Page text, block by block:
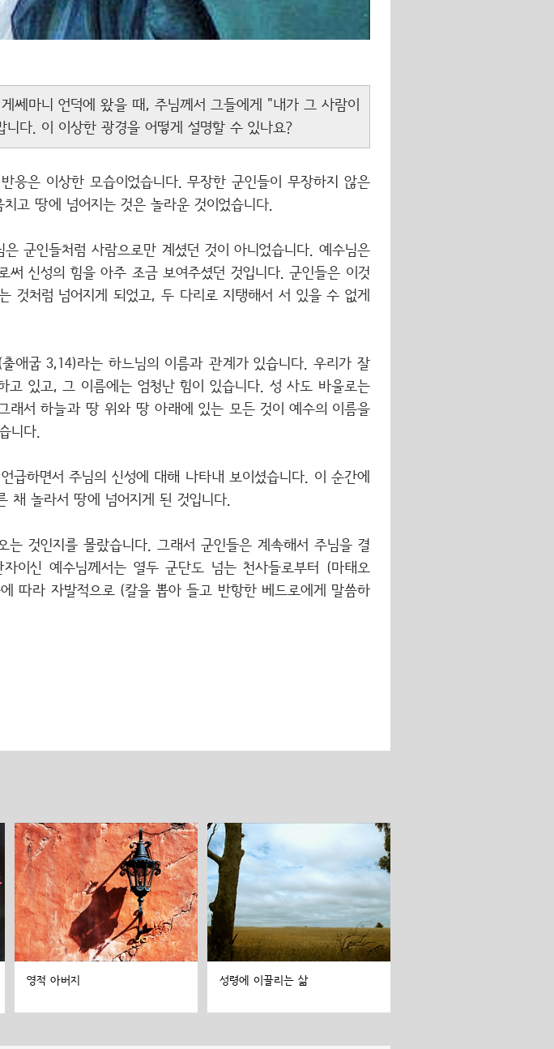
쎄마니 언덕에 왔을 때, 주님께서 그들에게 "내가 그 사람이
다. 이 이상한 광경을 어떻게 설명할 수 있나요?
응은 이상한 모습이었습니다. 무장한 군인들이 무장하지 않은
고 땅에 넘어지는 것은 놀라운 것이었습니다.
군인들처럼 사람으로만 계셨던 것이 아니었습니다. 예수님은
신성의 힘을 아주 조금 보여주셨던 것입니다. 군인들은 이것
것처럼 넘어지게 되었고, 두 다리로 지탱해서 서 있을 수 없게
굽 3,14)라는 하느님의 이름과 관계가 있습니다. 우리가 잘
고 있고, 그 이름에는 엄청난 힘이 있습니다. 성 사도 바울로는
래서 하늘과 땅 위와 땅 아래에 있는 모든 것이 예수의 이름을
니다.
하면서 주님의 신성에 대해 나타내 보이셨습니다. 이 순간에
채 놀라서 땅에 넘어지게 된 것입니다.
것인지를 몰랐습니다. 그래서 군인들은 계속해서 주님을 결
이신 예수님께서는 열두 군단도 넘는 천사들로부터 (마태오
따라 자발적으로 (칼을 뽑아 들고 반항한 베드로에게 말씀하
영적 아버지 성령에 이끌리는 삶